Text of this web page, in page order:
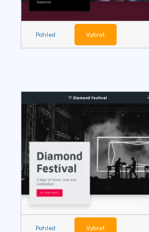
Pohled Vybrat
Pohled Vybrat